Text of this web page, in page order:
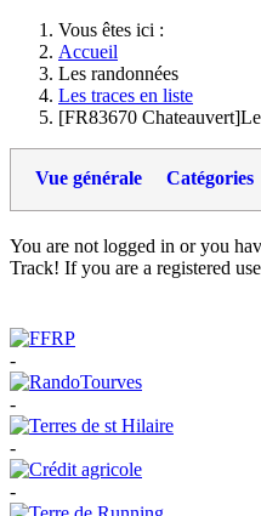
Vous êtes ici :
Accueil
Les randonnées
Les traces en liste
[FR83670
Vue générale Catégories
You are not logged in or you
Track! If you are a registered
-
-
-
-